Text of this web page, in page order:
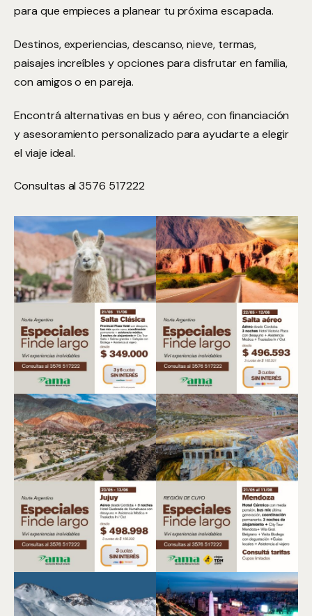
para que empieces a planear tu próxima escapada.
Destinos, experiencias, descanso, nieve, termas,
paisajes increíbles y opciones para disfrutar en familia,
con amigos o en pareja.
Encontrá alternativas en bus y aéreo, con financiación
y asesoramiento personalizado para ayudarte a elegir
el viaje ideal.
Consultas al 3576 517222